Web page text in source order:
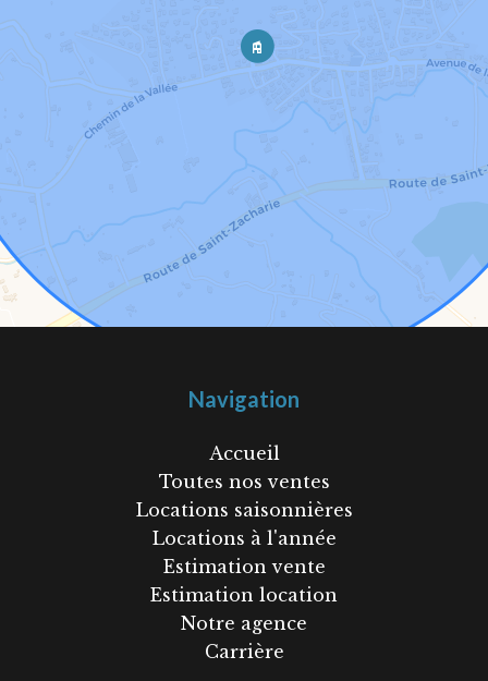
Navigation
Accueil
Toutes nos ventes
Locations saisonnières
Locations à l'année
Estimation vente
Estimation location
Notre agence
Carrière